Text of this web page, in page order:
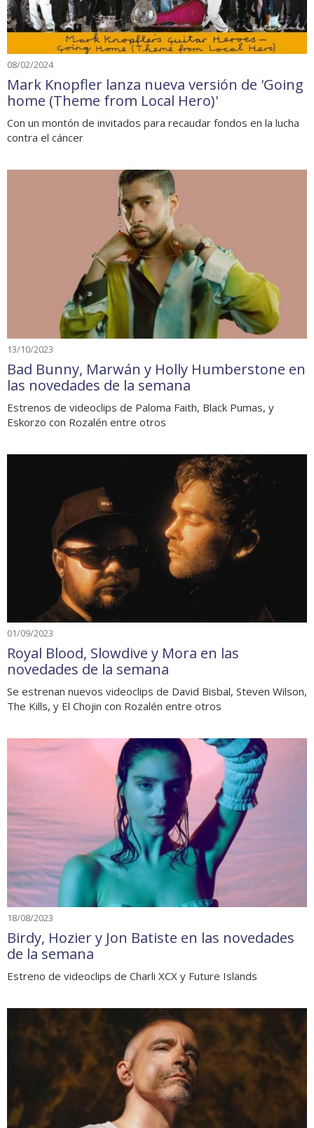
08/02/2024
Mark Knopfler lanza nueva versión de 'Going
home (Theme from Local Hero)'
Con un montón de invitados para recaudar fondos en la lucha
contra el cáncer
13/10/2023
Bad Bunny, Marwán y Holly Humberstone en
las novedades de la semana
Estrenos de videoclips de Paloma Faith, Black Pumas, y
Eskorzo con Rozalén entre otros
01/09/2023
Royal Blood, Slowdive y Mora en las
novedades de la semana
Se estrenan nuevos videoclips de David Bisbal, Steven Wilson,
The Kills, y El Chojin con Rozalén entre otros
18/08/2023
Birdy, Hozier y Jon Batiste en las novedades
de la semana
Estreno de videoclips de Charli XCX y Future Islands